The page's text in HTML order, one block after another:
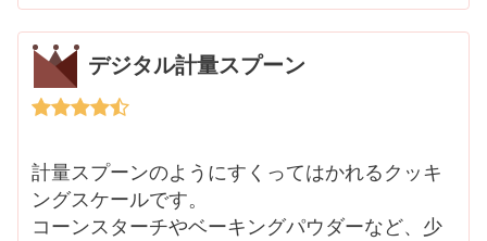
デジタル計量スプーン
計量スプーンのようにすくってはかれるクッキ
ングスケールです。
コーンスターチやベーキングパウダーなど、少